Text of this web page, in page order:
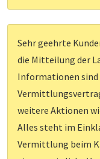
Sehr geehrte
die Mitteilung der
Informationen
weitere Aktionen
Alles steht im
Vermittlung beim